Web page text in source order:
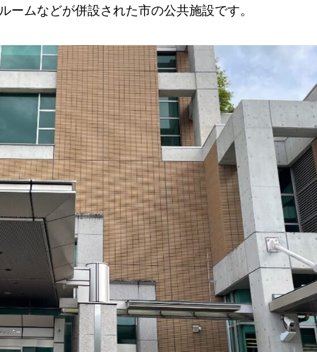
ムなどが併設された市の公共施設です。